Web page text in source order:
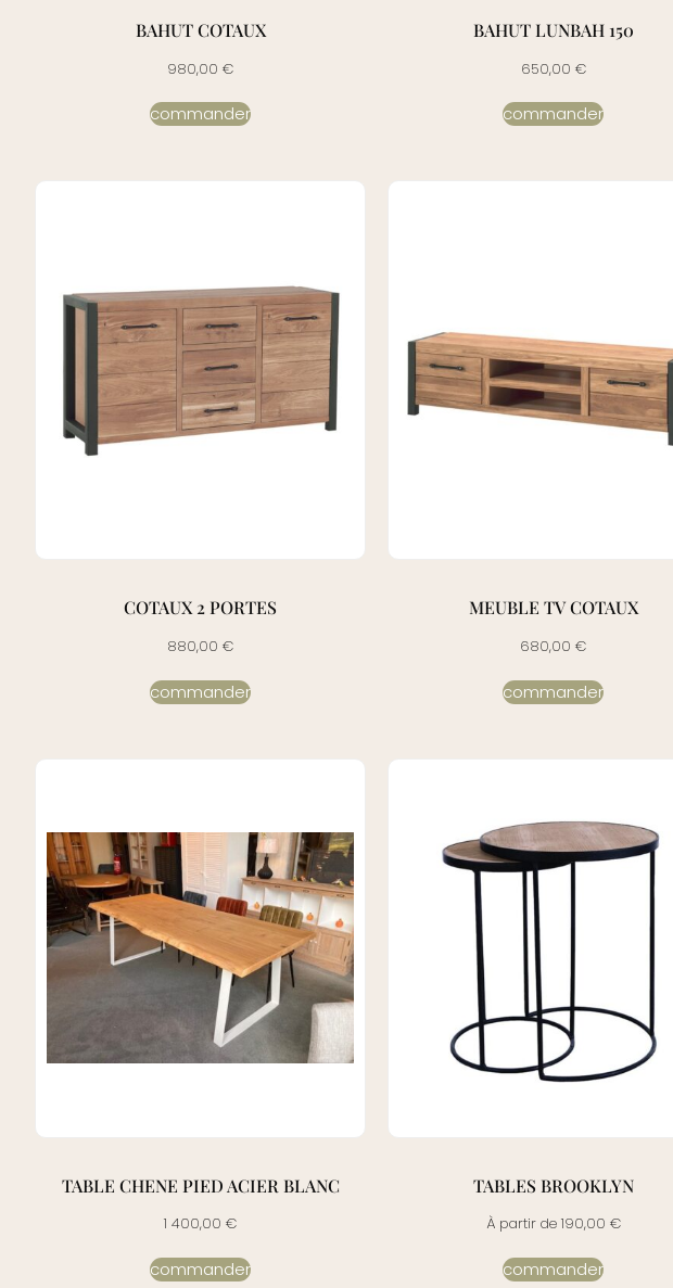
BAHUT COTAUX
980,00 €
commander
BAHUT LUNBAH 150
650,00 €
commander
COTAUX 2 PORTES
880,00 €
commander
MEUBLE TV COTAUX
680,00 €
commander
TABLE CHENE PIED ACIER BLANC
1 400,00 €
commander
TABLES BROOKLYN
À partir de 190,00 €
commander